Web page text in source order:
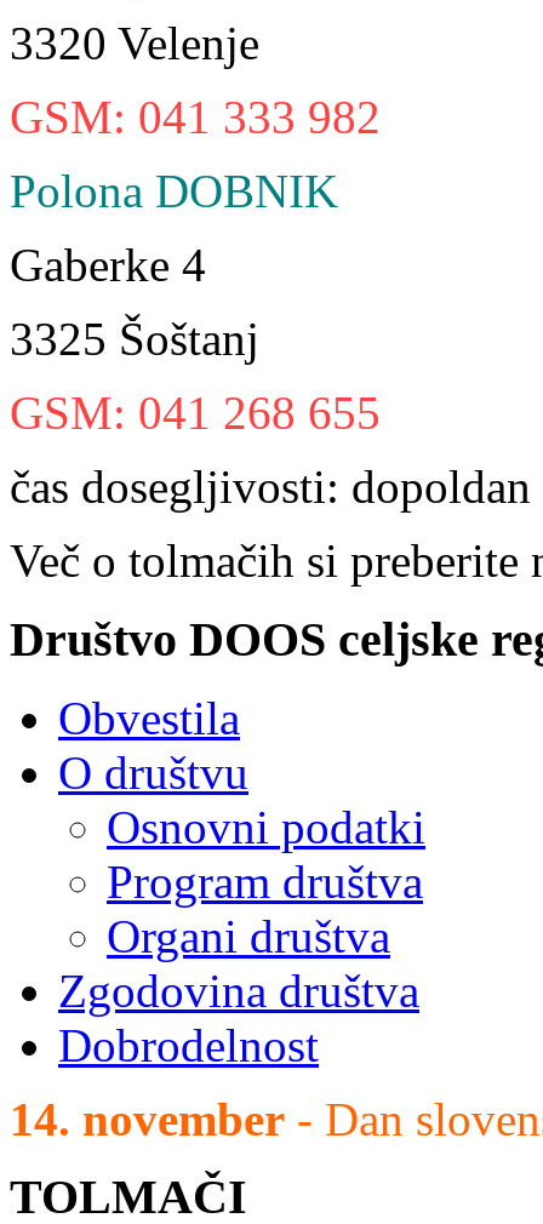
3320 Velenje
GSM: 041 333 982
Polona DOBNIK
Gaberke 4
3325 Šoštanj
GSM: 041 268 655
čas dosegljivosti:
Več o tolmačih si preberite
Društvo DOOS celjske
Obvestila
O društvu
Osnovni podatki
Program društva
Organi društva
Zgodovina društva
Dobrodelnost
14. november - Dan
TOLMAČI